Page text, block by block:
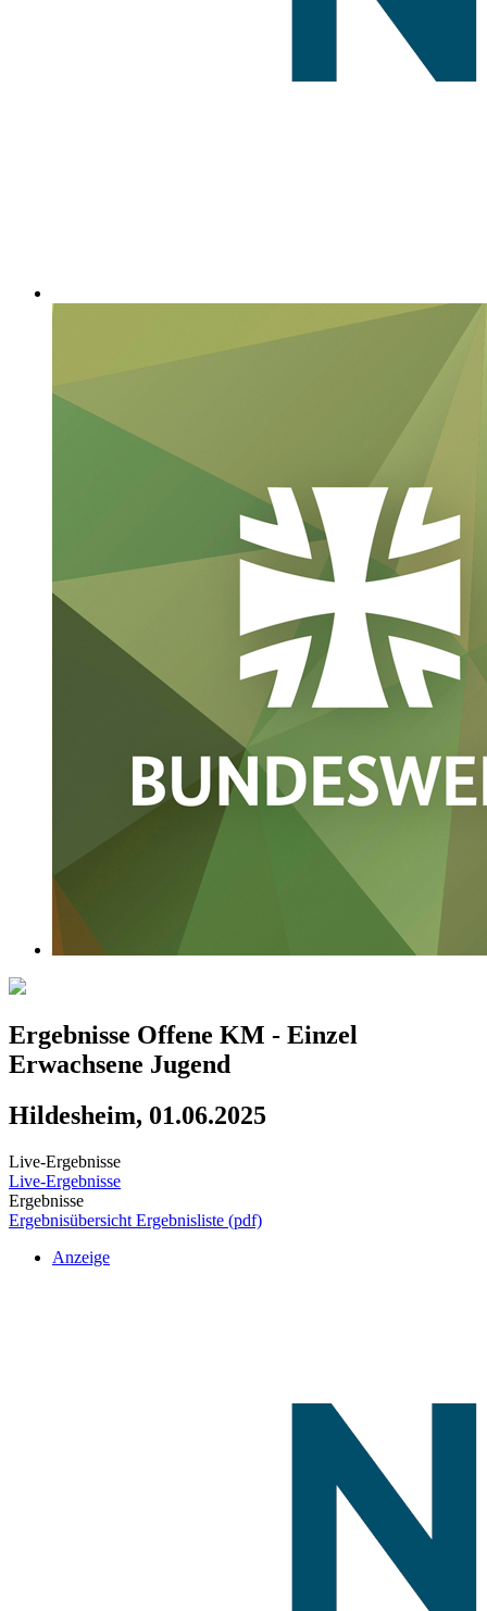
Ergebnisse Offene KM - Einzel
Erwachsene Jugend
Hildesheim, 01.06.2025
Live-Ergebnisse
Live-Ergebnisse
Ergebnisse
Ergebnisübersicht Ergebnisliste (pdf)
Anzeige